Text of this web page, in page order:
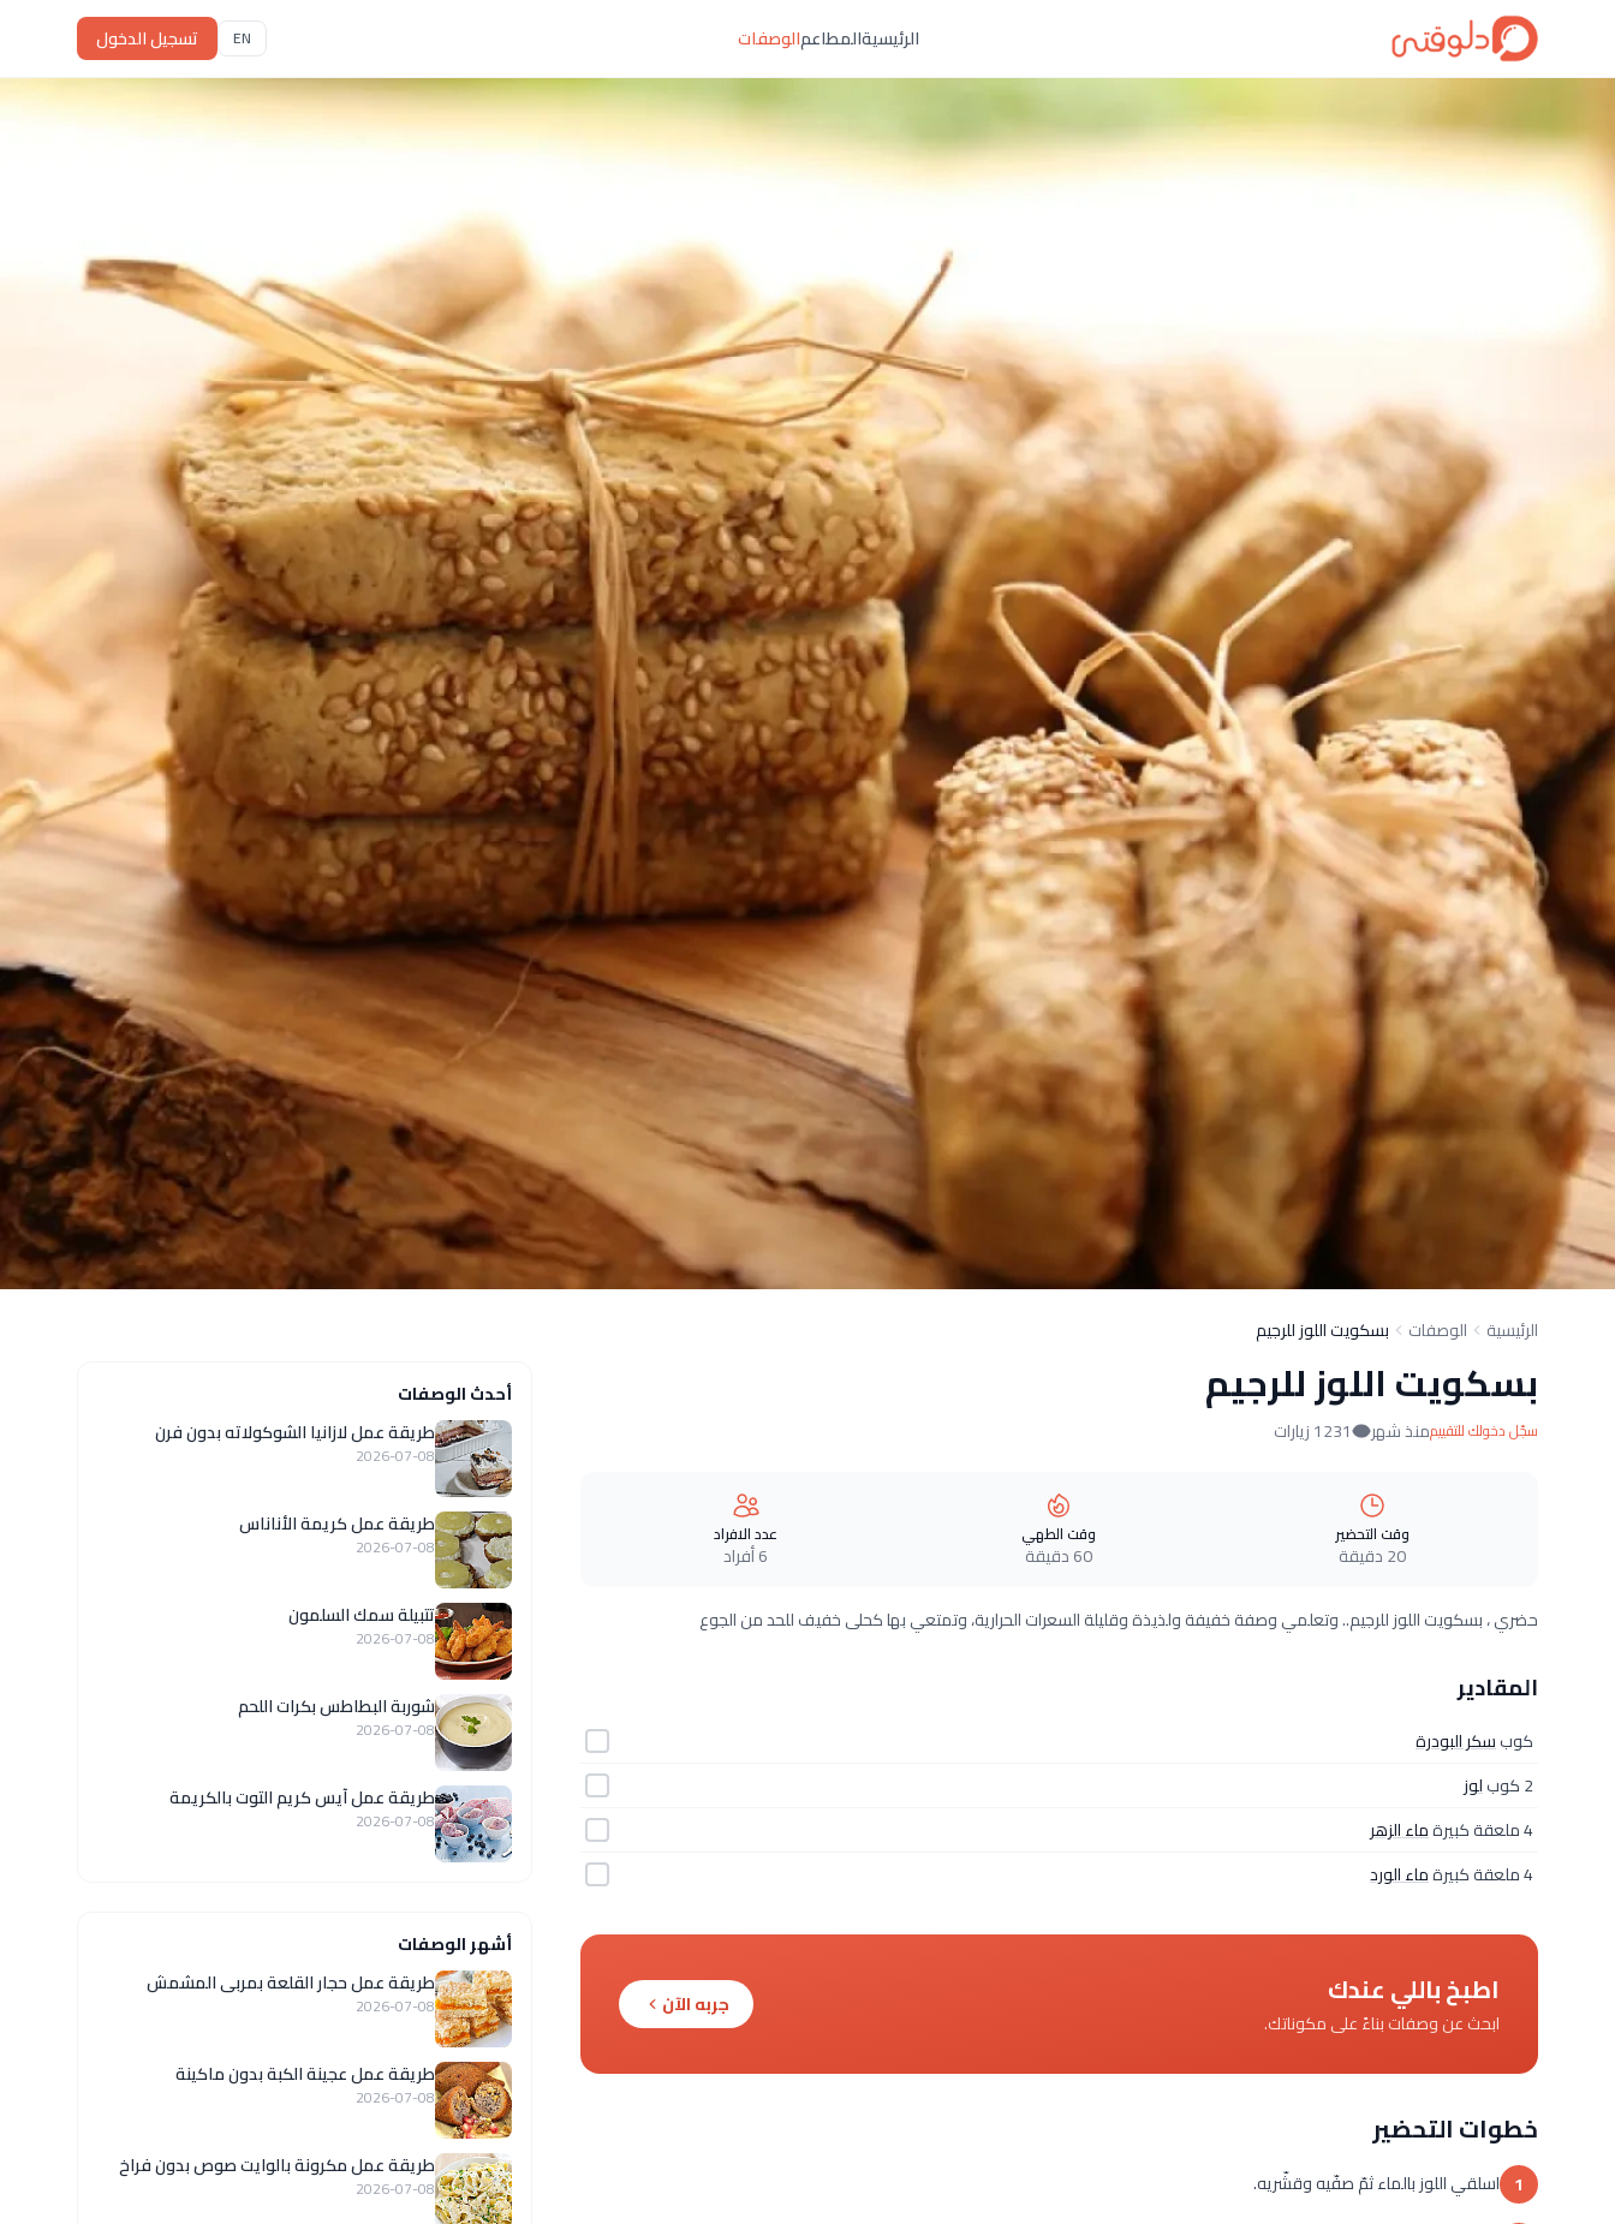
الرئيسيةالمطاعمالوصفات EN تسجيل الدخول
الرئيسية الوصفات بسكويت اللوز للرجيم
بسكويت اللوز للرجيم
سجّل دخولك للتقييممنذ شهر 1231 زيارات
وقت التحضير
20 دقيقة
وقت الطهي
60 دقيقة
عدد الافراد
6 أفراد
حضري ، بسكويت اللوز للرجيم.. وتعلمي وصفة خفيفة ولذيذة وقليلة السعرات الحرارية، وتمتعي بها كحلى خفيف للحد من الجوع
المقادير
كوبسكر البودرة
2 كوب
لوز
4 ملعقة كبيرة
ماء الزهر
4 ملعقة كبيرة
ماء الورد
اطبخ باللي عندك
ابحث عن وصفات بناءً على مكوناتك.
جربه الآن
خطوات التحضير
1 اسلقي اللوز بالماء ثمّ صفّيه وقشّريه.
أحدث الوصفات
طريقة عمل لازانيا الشوكولاته بدون فرن
2026-07-08
طريقة عمل كريمة الأناناس
2026-07-08
تتبيلة سمك السلمون
2026-07-08
شوربة البطاطس بكرات اللحم
2026-07-08
طريقة عمل آيس كريم التوت بالكريمة
2026-07-08
أشهر الوصفات
طريقة عمل حجار القلعة بمربى المشمش
2026-07-08
طريقة عمل عجينة الكبة بدون ماكينة
2026-07-08
طريقة عمل مكرونة بالوايت صوص بدون فراخ
2026-07-08